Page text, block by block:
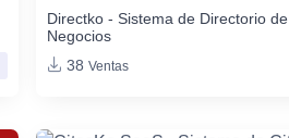
Directko - Sistema de Directorio de
Negocios
38 Ventas